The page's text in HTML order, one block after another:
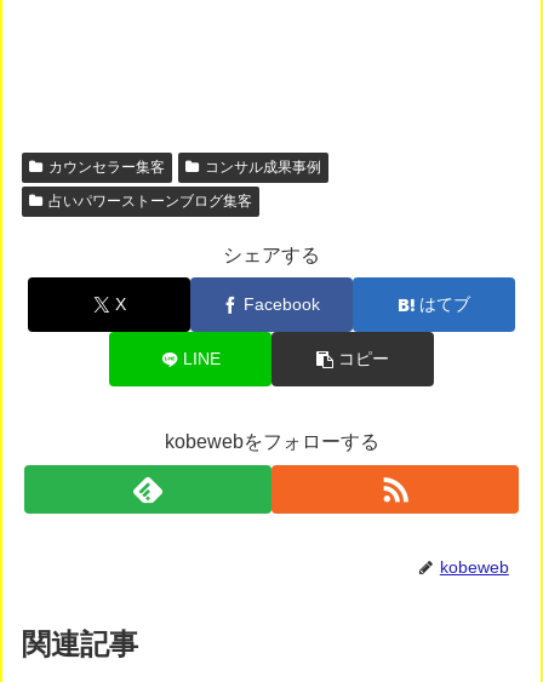
カウンセラー集客
コンサル成果事例
占いパワーストーンブログ集客
シェアする
X Facebook はてブ
LINE コピー
kobewebをフォローする
kobeweb
関連記事